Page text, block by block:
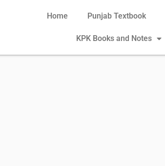
Home Punjab Textbook
KPK Books and Notes